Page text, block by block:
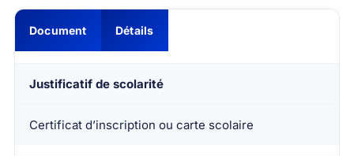
Document Détails
Justificatif de scolarité
Certificat d’inscription ou carte scolaire